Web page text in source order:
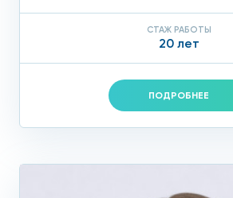
СТАЖ РАБОТЫ
20 лет
ПОДРОБНЕЕ